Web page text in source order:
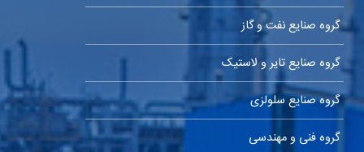
گروه صنایع نفت و گاز
گروه صنایع تایر و لاستیک
گروه صنایع سلولزی
گروه فنی و مهندسی